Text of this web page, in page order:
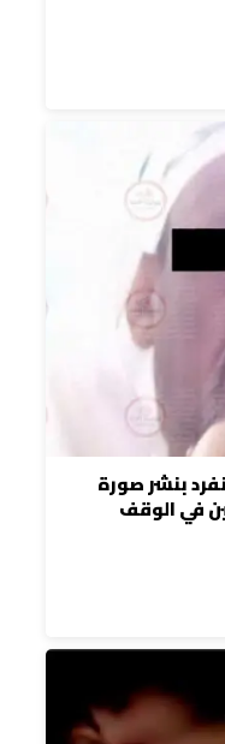
بنشر صورة
في الوقف